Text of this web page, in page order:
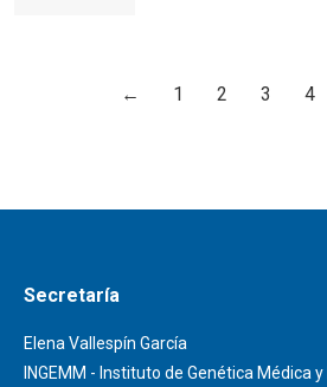
← 1 2 3 4
Secretaría
Elena Vallespín García
INGEMM - Instituto de Genética Médica